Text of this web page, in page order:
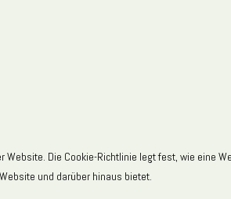
Website. Die Cookie-Richtlinie legt fest, wie eine
und darüber hinaus bietet.